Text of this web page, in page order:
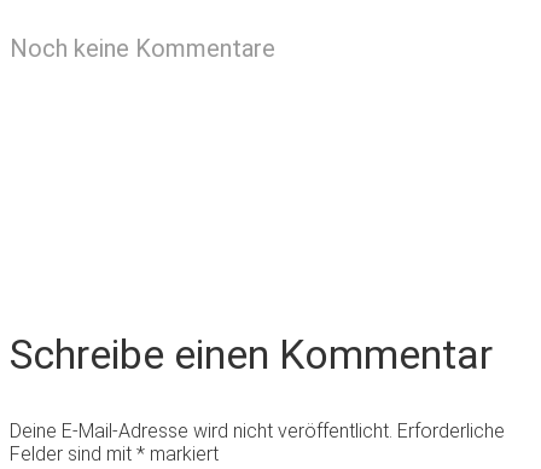
Noch keine Kommentare
Schreibe einen Kommentar
Deine E-Mail-Adresse wird nicht veröffentlicht. Erforderliche
Felder sind mit * markiert